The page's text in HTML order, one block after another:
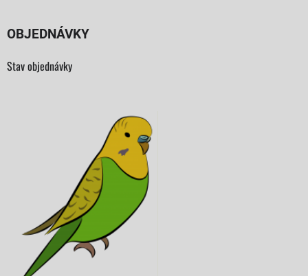
OBJEDNÁVKY
Stav objednávky